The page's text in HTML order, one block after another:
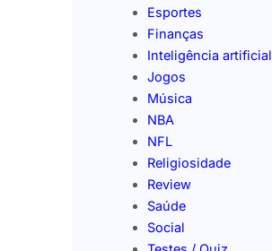
Esportes
Finanças
Inteligência artificial
Jogos
Música
NBA
NFL
Religiosidade
Review
Saúde
Social